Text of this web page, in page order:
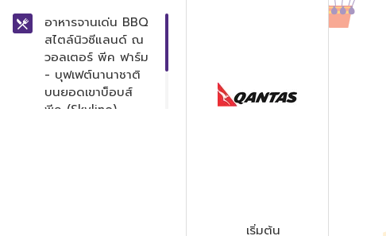
อาหารจานเด่น BBQ
สไตล์นิวซีแลนด์ ณ
วอลเตอร์ พีค ฟาร์ม
- บุฟเฟต์นานาชาติ
บนยอดเขาบ็อบส์
พีค (Skyline) -
เริ่มต้น